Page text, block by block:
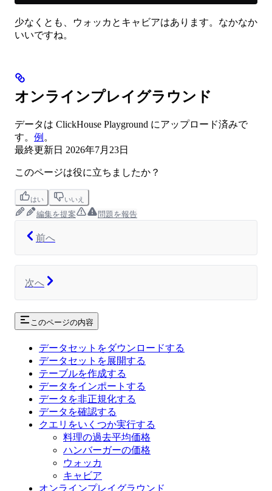
少なくとも、ウォッカとキャビアはあります。なかなか
いいですね。
オンラインプレイグラウンド
データは ClickHouse Playground にアップロード済みで
す。 例 。
最終更新日 2026年7月23日
このページは役に立ちましたか？
はい いいえ
編集を提案 問題を報告
前へ
次へ
このページの内容
データセットをダウンロードする
データセットを展開する
テーブルを作成する
データをインポートする
データを非正規化する
データを確認する
クエリをいくつか実行する
料理の過去平均価格
ハンバーガーの価格
ウォッカ
キャビア
オンラインプレイグラウンド